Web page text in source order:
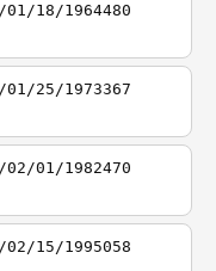
18/1964480
25/1973367
01/1982470
15/1995058